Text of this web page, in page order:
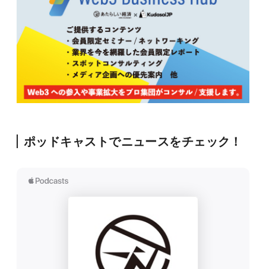
ポッドキャストでニュースをチェック！